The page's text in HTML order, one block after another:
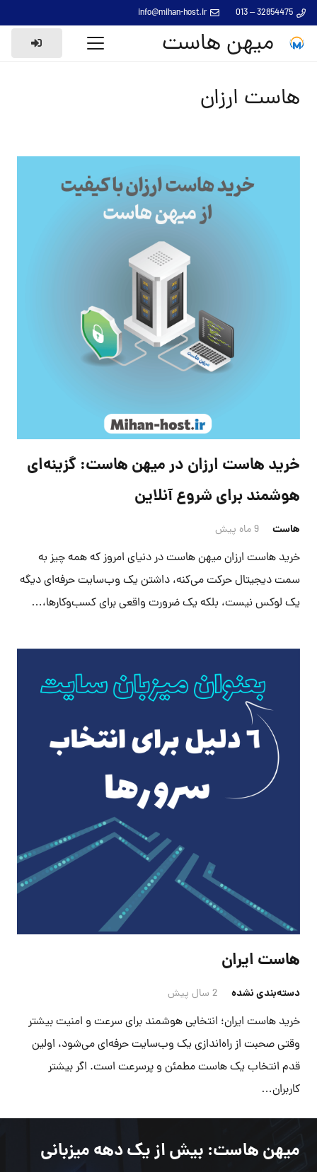
32854475 – 013
info@mihan-host.ir
میهن هاست
هاست ارزان
خرید هاست ارزان در میهن هاست: گزینه‌ای
هوشمند برای شروع آنلاین
هاست 9 ماه پیش
خرید هاست ارزان میهن هاست در دنیای امروز که همه چیز به
سمت دیجیتال حرکت می‌کنه، داشتن یک وب‌سایت حرفه‌ای دیگه
یک لوکس نیست، بلکه یک ضرورت واقعی برای کسب‌وکارها،…
هاست ایران
دسته‌بندی نشده 2 سال پیش
خرید هاست ایران؛ انتخابی هوشمند برای سرعت و امنیت بیشتر
وقتی صحبت از راه‌اندازی یک وب‌سایت حرفه‌ای می‌شود، اولین
قدم انتخاب یک هاست مطمئن و پرسرعت است. اگر بیشتر
کاربران…
میهن هاست: بیش از یک دهه میزبانی